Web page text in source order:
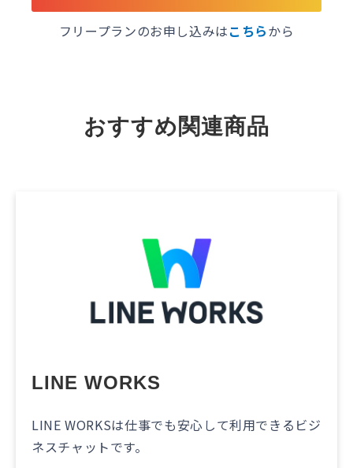
フリープランのお申し込みはこちらから
おすすめ関連商品
LINE WORKS
LINE WORKSは仕事でも安心して利用できるビジ
ネスチャットです。